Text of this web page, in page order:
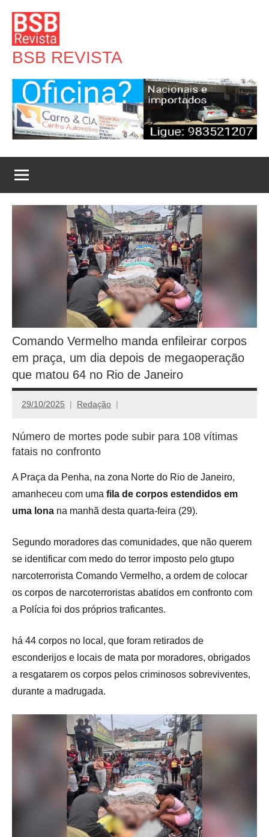
para
conteúdo
BSB REVISTA
Comando Vermelho manda enfileirar corpos
em praça, um dia depois de megaoperação
que matou 64 no Rio de Janeiro
29/10/2025 Redação
Número de mortes pode subir para 108 vítimas
fatais no confronto
A Praça da Penha, na zona Norte do Rio de Janeiro,
amanheceu com uma fila de corpos estendidos em
uma lona na manhã desta quarta-feira (29).
Segundo moradores das comunidades, que não querem
se identificar com medo do terror imposto pelo gtupo
narcoterrorista Comando Vermelho, a ordem de colocar
os corpos de narcoterroristas abatidos em confronto com
a Polícia foi dos próprios traficantes.
há 44 corpos no local, que foram retirados de
esconderijos e locais de mata por moradores, obrigados
a resgatarem os corpos pelos criminosos sobreviventes,
durante a madrugada.